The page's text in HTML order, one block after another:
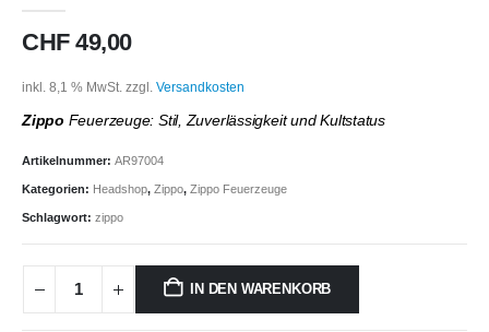
CHF49,00
inkl. 8,1 % MwSt. zzgl. Versandkosten
Zippo Feuerzeuge: Stil, Zuverlässigkeit und Kultstatus
Artikelnummer: AR97004
Kategorien: Headshop, Zippo, Zippo Feuerzeuge
Schlagwort: zippo
IN DEN WARENKORB